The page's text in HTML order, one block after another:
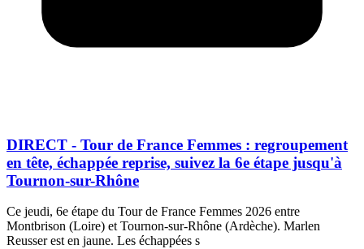
DIRECT - Tour de France Femmes : regroupement
en tête, échappée reprise, suivez la 6e étape jusqu'à
Tournon-sur-Rhône
Ce jeudi, 6e étape du Tour de France Femmes 2026 entre
Montbrison (Loire) et Tournon-sur-Rhône (Ardèche). Marlen
Reusser est en jaune. Les échappées s